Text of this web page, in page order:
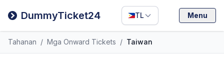
DummyTicket24 TL
Filipino
Deutsch
Español
Menu
Tahanan / Mga Onward Tickets / Taiwan